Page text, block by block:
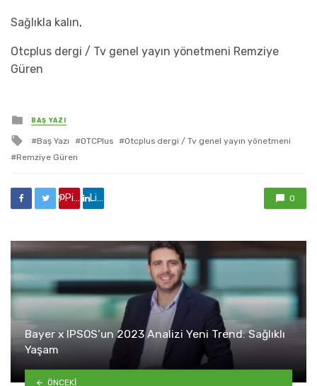
Sağlıkla kalın,
Otcplus dergi / Tv genel yayın yönetmeni Remziye
Güren
yayınlanan
BAŞ YAZI
ile
etkilendi
Baş Yazı OTCPlus
Otcplus dergi / Tv genel yayın yönetmeni
Remziye Güren
Pinterest'de paylaş Linkedin'de paylaş 0
Bayer x IPSOS’un 2023 Analizi Yeni Trend: Sağlıklı
Yaşam
ÖNCEKI